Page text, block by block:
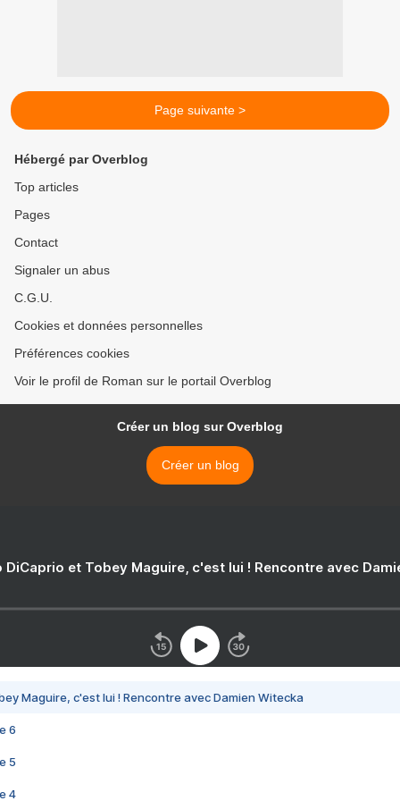
Page suivante >
Hébergé par Overblog
Top articles
Pages
Contact
Signaler un abus
C.G.U.
Cookies et données personnelles
Préférences cookies
Voir le profil de Roman sur le portail Overblog
Créer un blog sur Overblog
Créer un blog
DiCaprio et Tobey Maguire, c'est lui ! Rencontre avec
Maguire, c'est lui ! Rencontre avec Damien Witecka
6
5
4